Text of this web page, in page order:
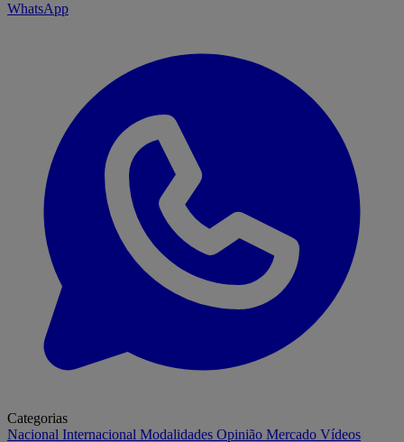
WhatsApp
Categorias
Nacional Internacional Modalidades Opinião Mercado Vídeos